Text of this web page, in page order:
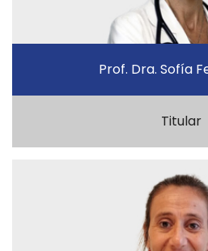
Prof. Dra. Sofía
Titular